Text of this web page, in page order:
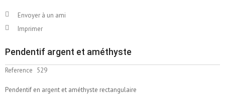
Envoyer à un ami
Imprimer
Pendentif argent et améthyste
Reference 529
Pendentif en argent et améthyste rectangulaire